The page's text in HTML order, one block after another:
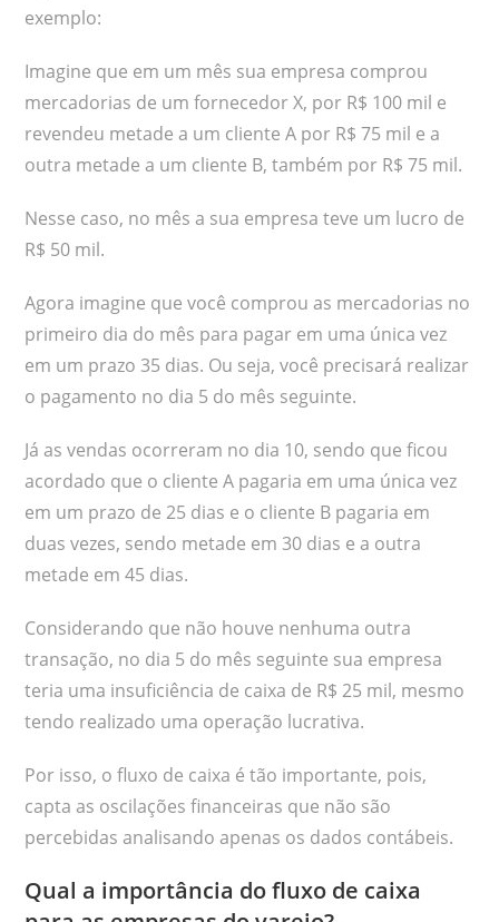
exemplo:
Imagine que em um mês sua empresa comprou
mercadorias de um fornecedor X, por R$ 100 mil e
revendeu metade a um cliente A por R$ 75 mil e a
outra metade a um cliente B, também por R$ 75 mil.
Nesse caso, no mês a sua empresa teve um lucro de
R$ 50 mil.
Agora imagine que você comprou as mercadorias no
primeiro dia do mês para pagar em uma única vez
em um prazo 35 dias. Ou seja, você precisará realizar
o pagamento no dia 5 do mês seguinte.
Já as vendas ocorreram no dia 10, sendo que ficou
acordado que o cliente A pagaria em uma única vez
em um prazo de 25 dias e o cliente B pagaria em
duas vezes, sendo metade em 30 dias e a outra
metade em 45 dias.
Considerando que não houve nenhuma outra
transação, no dia 5 do mês seguinte sua empresa
teria uma insuficiência de caixa de R$ 25 mil, mesmo
tendo realizado uma operação lucrativa.
Por isso, o fluxo de caixa é tão importante, pois,
capta as oscilações financeiras que não são
percebidas analisando apenas os dados contábeis.
Qual a importância do fluxo de caixa